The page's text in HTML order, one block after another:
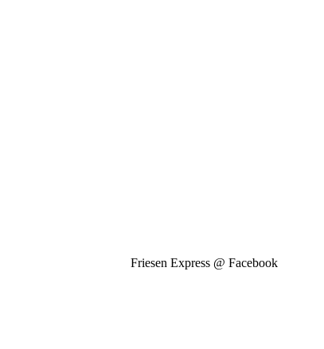
Friesen Express @ Facebook